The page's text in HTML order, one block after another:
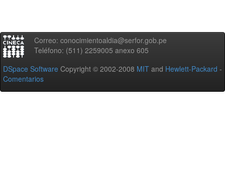
Correo: conocimientoaldia@serfor.gob.pe
Teléfono: (511) 2259005 anexo 605
DSpace Software Copyright © 2002-2008 MIT and Hewlett-Packard -
Comentarios